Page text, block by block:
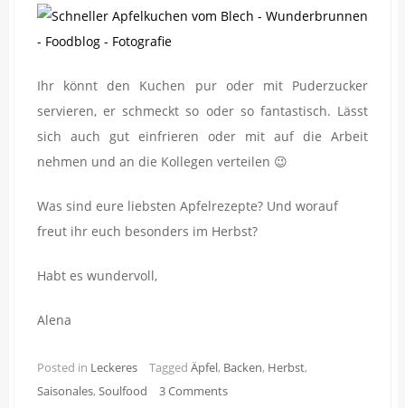
Ihr könnt den Kuchen pur oder mit Puderzucker
servieren, er schmeckt so oder so fantastisch. Lässt
sich auch gut einfrieren oder mit auf die Arbeit
nehmen und an die Kollegen verteilen 😉
Was sind eure liebsten Apfelrezepte? Und worauf
freut ihr euch besonders im Herbst?
Habt es wundervoll,
Alena
Posted in Leckeres Tagged Äpfel, Backen, Herbst,
Saisonales, Soulfood 3 Comments